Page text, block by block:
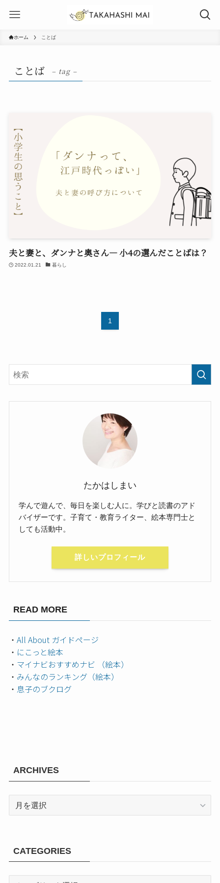
ホーム ことば
ことば – tag –
夫と妻と、ダンナと奥さん― 小4の選んだことばは？
2022.01.21 暮らし
1
たかはしまい
学んで遊んで、毎日を楽しむ人に。学びと読書のアド
バイザーです。子育て・教育ライター、絵本専門士と
しても活動中。
詳しいプロフィール
READ MORE
・ All About ガイドページ
・ にこっと絵本
・ マイナビおすすめナビ （絵本）
・ みんなのランキング（絵本）
・ 息子のブクログ
ARCHIVES
ARCHIVES
CATEGORIES
CATEGORIES